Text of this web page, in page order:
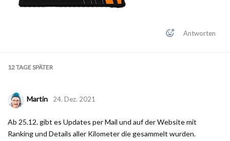
Antworten
12 TAGESPÄTER
Martin 24. Dez. 2021
Ab 25.12. gibt es Updates per Mail und auf der Website mit
Ranking und Details aller Kilometer die gesammelt wurden.